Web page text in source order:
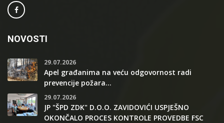
NOVOSTI
29.07.2026
Apel građanima na veću odgovornost radi
prevencije požara...
29.07.2026
JP "ŠPD ZDK" D.O.O. ZAVIDOVIĆI USPJEŠNO
OKONČALO PROCES KONTROLE PROVEDBE FSC